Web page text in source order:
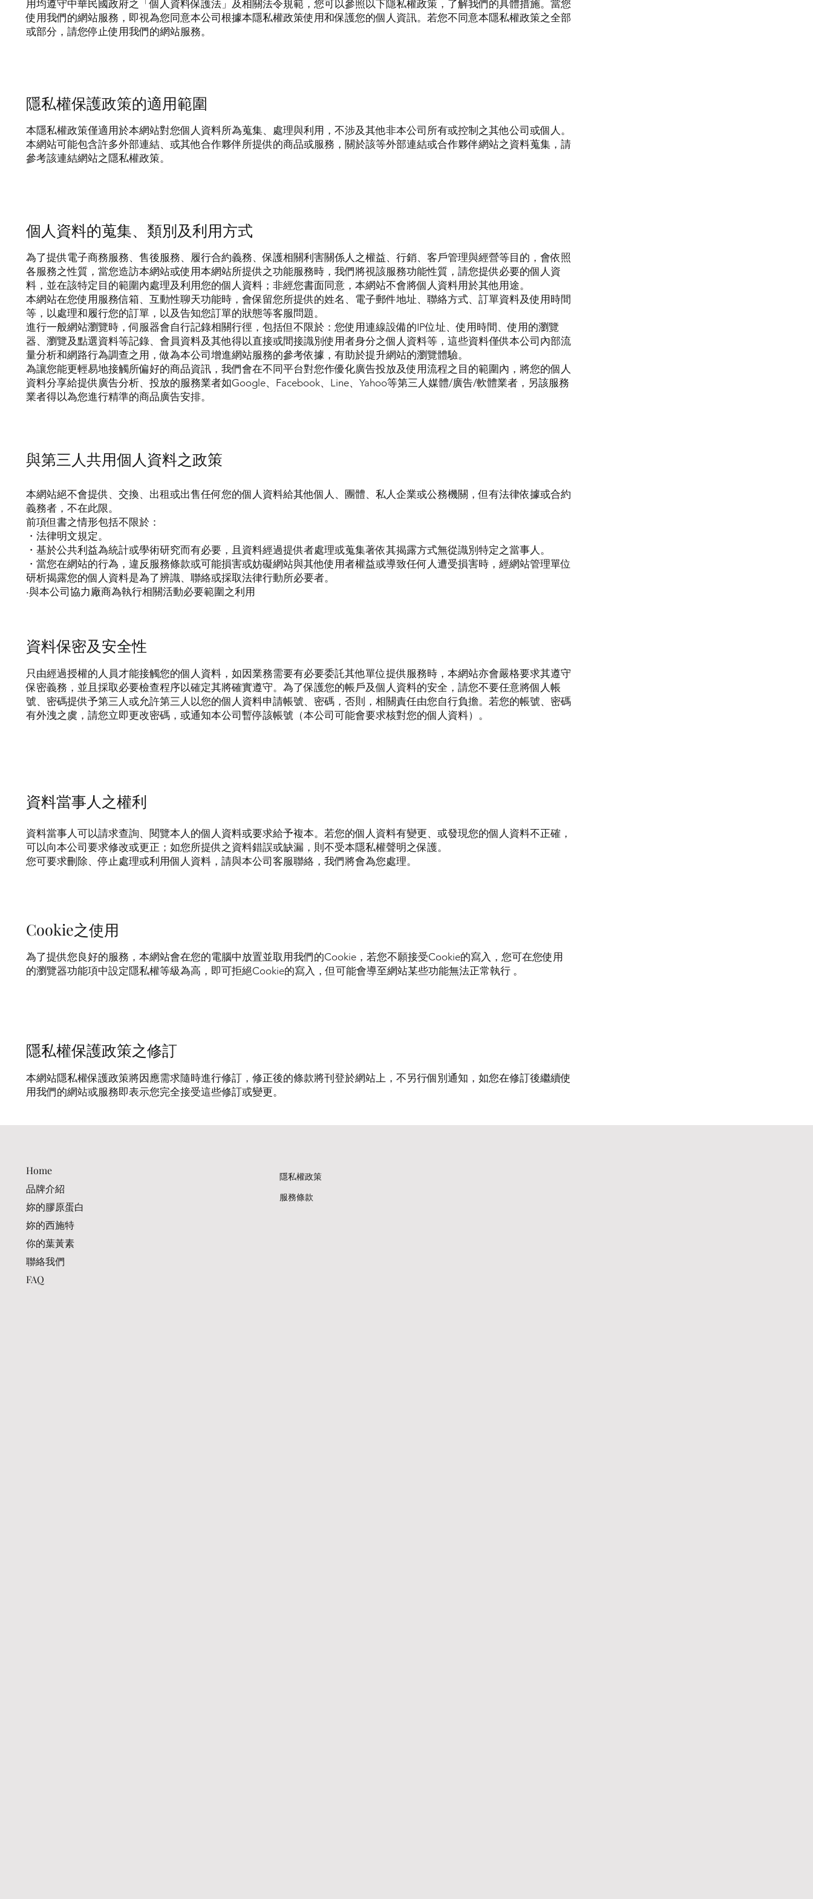
用均遵守中華民國政府之「個人資料保護法」及相關法令規範，您可以參照以下隱私權政策，了解我們的具體措施。當您
使用我們的網站服務，即視為您同意本公司根據本隱私權政策使用和保護您的個人資訊。若您不同意本隱私權政策之全部
或部分，請您停止使用我們的網站服務。
隱私權保護政策的適用範圍
本隱私權政策僅適用於本網站對您個人資料所為蒐集、處理與利用，不涉及其他非本公司所有或控制之其他公司或個人。
本網站可能包含許多外部連結、或其他合作夥伴所提供的商品或服務，關於該等外部連結或合作夥伴網站之資料蒐集，請
參考該連結網站之隱私權政策。
與第三人共用個人資料之政策
本網站絕不會提供、交換、出租或出售任何您的個人資料給其他個人、團體、私人企業或公務機關，但有法律依據或合約
義務者，不在此限。
前項但書之情形包括不限於：
・法律明文規定。
・基於公共利益為統計或學術研究而有必要，且資料經過提供者處理或蒐集著依其揭露方式無從識別特定之當事人。
・當您在網站的行為，違反服務條款或可能損害或妨礙網站與其他使用者權益或導致任何人遭受損害時，經網站管理單位
研析揭露您的個人資料是為了辨識、聯絡或採取法律行動所必要者。
‧與本公司協力廠商為執行相關活動必要範圍之利用
資料當事人之權利
資料當事人可以請求查詢、閱覽本人的個人資料或要求給予複本。若您的個人資料有變更、或發現您的個人資料不正確，
可以向本公司要求修改或更正；如您所提供之資料錯誤或缺漏，則不受本隱私權聲明之保護。
您可要求刪除、停止處理或利用個人資料，請與本公司客服聯絡，我們將會為您處理。
隱私權保護政策之修訂
本網站隱私權保護政策將因應需求隨時進行修訂，修正後的條款將刊登於網站上，不另行個別通知，如您在修訂後繼續使
用我們的網站或服務即表示您完全接受這些修訂或變更。
Cookie之使用
為了提供您良好的服務，本網站會在您的電腦中放置並取用我們的Cookie，若您不願接受Cookie的寫入，您可在您使用
的瀏覽器功能項中設定隱私權等級為高，即可拒絕Cookie的寫入，但可能會導至網站某些功能無法正常執行 。
資料保密及安全性
只由經過授權的人員才能接觸您的個人資料，如因業務需要有必要委託其他單位提供服務時，本網站亦會嚴格要求其遵守
保密義務，並且採取必要檢查程序以確定其將確實遵守。為了保護您的帳戶及個人資料的安全，請您不要任意將個人帳
號、密碼提供予第三人或允許第三人以您的個人資料申請帳號、密碼，否則，相關責任由您自行負擔。若您的帳號、密碼
有外洩之虞，請您立即更改密碼，或通知本公司暫停該帳號（本公司可能會要求核對您的個人資料）。
個人資料的蒐集、類別及利用方式
為了提供電子商務服務、售後服務、履行合約義務、保護相關利害關係人之權益、行銷、客戶管理與經營等目的，會依照
各服務之性質，當您造訪本網站或使用本網站所提供之功能服務時，我們將視該服務功能性質，請您提供必要的個人資
料，並在該特定目的範圍內處理及利用您的個人資料；非經您書面同意，本網站不會將個人資料用於其他用途。
本網站在您使用服務信箱、互動性聊天功能時，會保留您所提供的姓名、電子郵件地址、聯絡方式、訂單資料及使用時間
等，以處理和履行您的訂單，以及告知您訂單的狀態等客服問題。
進行一般網站瀏覽時，伺服器會自行記錄相關行徑，包括但不限於：您使用連線設備的IP位址、使用時間、使用的瀏覽
器、瀏覽及點選資料等記錄、會員資料及其他得以直接或間接識別使用者身分之個人資料等，這些資料僅供本公司內部流
量分析和網路行為調查之用，做為本公司增進網站服務的參考依據，有助於提升網站的瀏覽體驗。
為讓您能更輕易地接觸所偏好的商品資訊，我們會在不同平台對您作優化廣告投放及使用流程之目的範圍內，將您的個人
資料分享給提供廣告分析、投放的服務業者如Google、Facebook、Line、Yahoo等第三人媒體/廣告/軟體業者，另該服務
業者得以為您進行精準的商品廣告安排。
Home
品牌介紹
妳的膠原蛋白
妳的西施特
你的葉黃素
聯絡我們
FAQ
​隱私權政策
​服務條款